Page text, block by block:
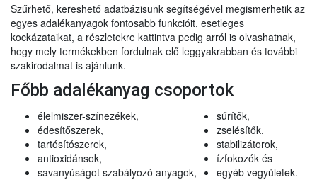
Szűrhető, kereshető adatbázisunk segítségével megismerhetik az
egyes adalékanyagok fontosabb funkcióit, esetleges
kockázataikat, a részletekre kattintva pedig arról is olvashatnak,
hogy mely termékekben fordulnak elő leggyakrabban és további
szakirodalmat is ajánlunk.
Főbb adalékanyag csoportok
élelmiszer-színezékek,
édesítőszerek,
tartósítószerek,
antioxidánsok,
savanyúságot szabályozó anyagok,
sűrítők,
zselésítők,
stabilizátorok,
ízfokozók és
egyéb vegyületek.